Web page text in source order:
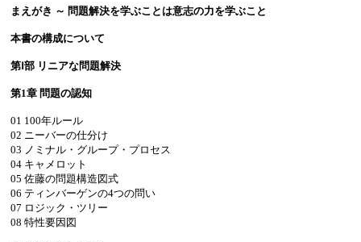
まえがき ～ 問題解決を学ぶことは意志の力を学ぶこと
本書の構成について
第Ⅰ部 リニアな問題解決
第1章 問題の認知
01 100年ルール
02 ニーバーの仕分け
03 ノミナル・グループ・プロセス
04 キャメロット
05 佐藤の問題構造図式
06 ティンバーゲンの4つの問い
07 ロジック・ツリー
08 特性要因図